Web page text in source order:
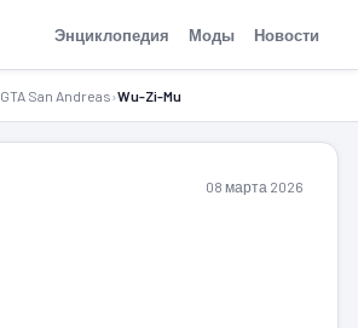
Энциклопедия Моды Новости
GTA San Andreas›Wu-Zi-Mu
08 марта 2026